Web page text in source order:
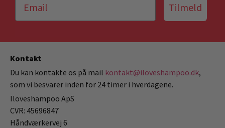
Tilmeld
Kontakt
Du kan kontakte os på mail kontakt@iloveshampoo.dk,
som vi besvarer inden for 24 timer i hverdagene.
Iloveshampoo ApS
CVR: 45696847
Håndværkervej 6